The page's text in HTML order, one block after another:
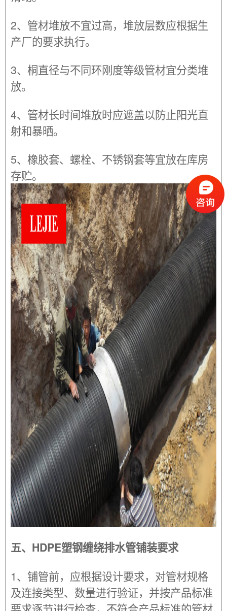
2、管材堆放不宜过高，堆放层数应根据生
产厂的要求执行。
3、桐直径与不同环刚度等级管材宜分类堆
放。
4、管材长时间堆放时应遮盖以防止阳光直
射和暴晒。
5、橡胶套、螺栓、不锈钢套等宜放在库房
存贮。
五、HDPE塑钢缠绕排水管铺装要求
1、铺管前，应根据设计要求，对管材规格
及连接类型、数量进行验证，并按产品标准